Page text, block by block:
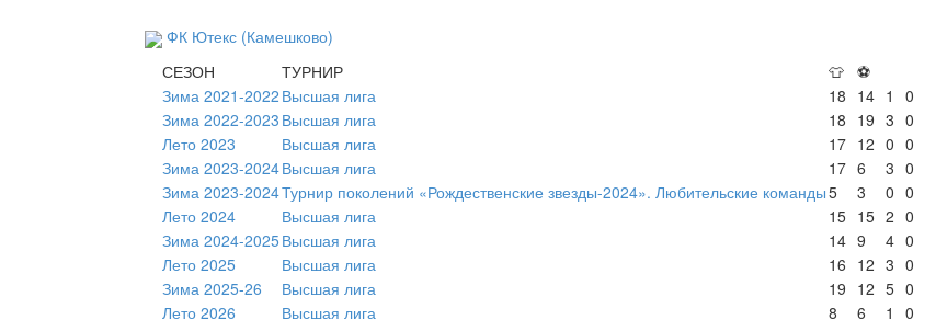
ФК Ютекс (Камешково)
СЕЗОН
ТУРНИР 👕 ⚽
Зима 2021-2022 Высшая лига 18 14 1
0
Зима 2022-2023 Высшая лига 18 19 3 0
Лето 2023
Высшая лига 17 12 0 0
Зима 2023-2024Высшая лига 17 6 3 0
Зима 2023-2024Турнир поколений «Рождественские звезды-2024». Любительские команды5 3 0 0
Лето 2024
Высшая лига 15 15 2 0
Зима 2024-2025Высшая лига 14 9 4 0
Лето 2025
Высшая лига 16 12 3 0
Зима 2025-26
Высшая лига 19 12 5 0
Лето 2026
Высшая лига 8 6 1
0